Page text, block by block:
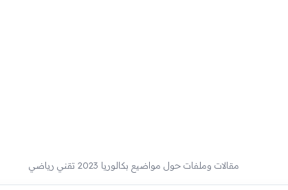
مقالات وملفات حول مواضيع بكالوريا 2023 تقني رياضي